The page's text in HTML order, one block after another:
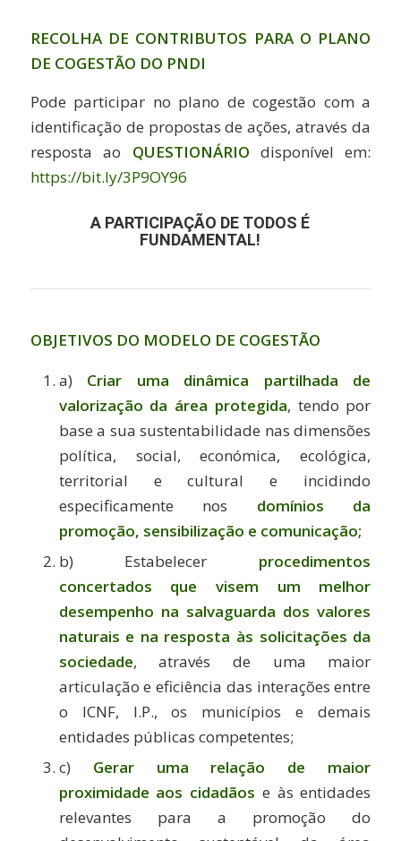
RECOLHA DE CONTRIBUTOS PARA O PLANO
DE COGESTÃO DO PNDI
Pode participar no plano de cogestão com a
identificação de propostas de ações, através da
resposta ao QUESTIONÁRIO disponível em:
https://bit.ly/3P9OY96
A PARTICIPAÇÃO DE TODOS É
FUNDAMENTAL!
OBJETIVOS DO MODELO DE COGESTÃO
a) Criar uma dinâmica partilhada de
valorização da área protegida, tendo por
base a sua sustentabilidade nas dimensões
política, social, económica, ecológica,
territorial e cultural e incidindo
especificamente nos domínios da
promoção, sensibilização e comunicação;
b) Estabelecer procedimentos
concertados que visem um melhor
desempenho na salvaguarda dos valores
naturais e na resposta às solicitações da
sociedade, através de uma maior
articulação e eficiência das interações entre
o ICNF, I.P., os municípios e demais
entidades públicas competentes;
c) Gerar uma relação de maior
proximidade aos cidadãos e às entidades
relevantes para a promoção do